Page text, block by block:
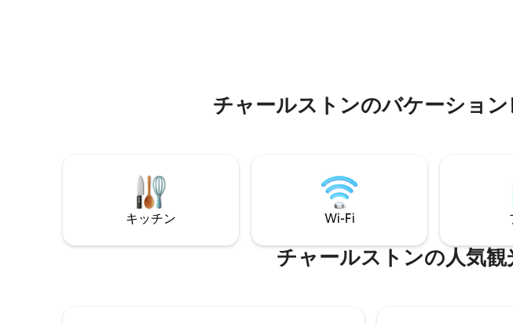
チャールストンのバケーショ
キッチン Wi-Fi
チャールストンの人気